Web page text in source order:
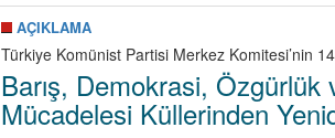
ve
annelerinin
TBMM
Komisyon
toplantılarına
AÇIKLAMA
Türkiye Komünist Partisi Merkez Komitesi’nin
Barış, Demokrasi, Özgürlük
Mücadelesi Küllerinden